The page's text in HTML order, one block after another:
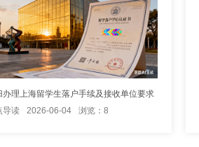
办理上海留学生落户手续及接收单位要求
导读
2026-06-04 浏览：8